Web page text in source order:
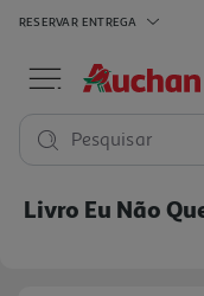
RESERVAR ENTREGA
Pesquisar
Livro Eu Não